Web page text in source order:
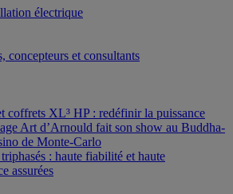
électrique
concepteurs et consultants
coffrets XL³ HP : redéfinir la puissance
Art d’Arnould fait son show au Buddha-
de Monte-Carlo
: haute fiabilité et haute
assurées